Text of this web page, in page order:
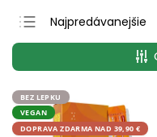
Najpredávanejšie
Najlacnejšie
Najdrahšie
Abecedne
BEZ LEPKU
VEGAN
DOPRAVA ZDARMA NAD 39,90 €